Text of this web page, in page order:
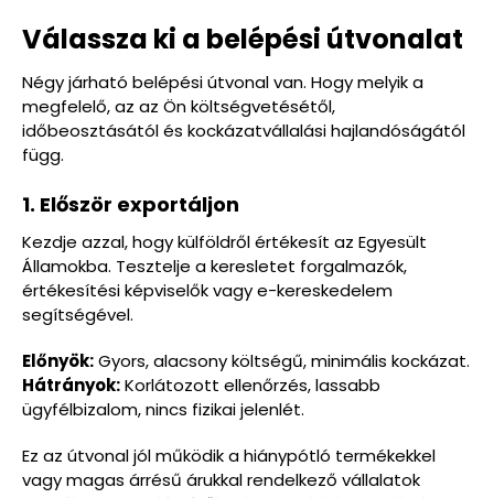
Válassza ki a belépési útvonalat
Négy járható belépési útvonal van. Hogy melyik a
megfelelő, az az Ön költségvetésétől,
időbeosztásától és kockázatvállalási hajlandóságától
függ.
1. Először exportáljon
Kezdje azzal, hogy külföldről értékesít az Egyesült
Államokba. Tesztelje a keresletet forgalmazók,
értékesítési képviselők vagy e-kereskedelem
segítségével.
Előnyök:Gyors, alacsony költségű, minimális kockázat.
Hátrányok:Korlátozott ellenőrzés, lassabb
ügyfélbizalom, nincs fizikai jelenlét.
Ez az útvonal jól működik a hiánypótló termékekkel
vagy magas árrésű árukkal rendelkező vállalatok